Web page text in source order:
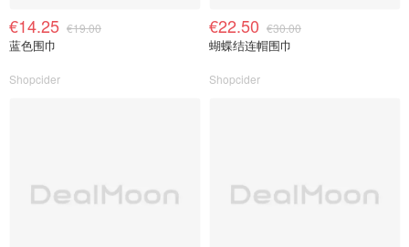
€14.25 €19.00
蓝色围巾
Shopcider
€22.50 €30.00
蝴蝶结连帽围巾
Shopcider